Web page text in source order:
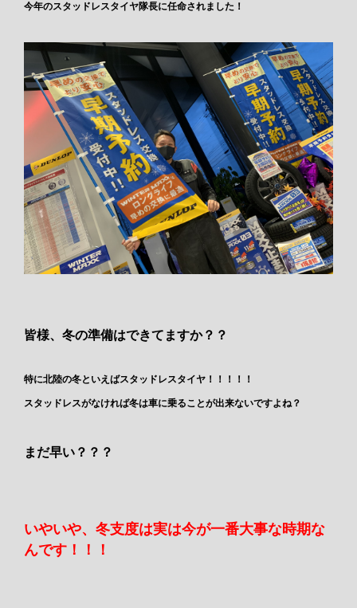
今年のスタッドレスタイヤ隊長に任命されました！
皆様、冬の準備はできてますか？？
特に北陸の冬といえばスタッドレスタイヤ！！！！！
スタッドレスがなければ冬は車に乗ることが出来ないですよね？
まだ早い？？？
いやいや、冬支度は実は今が一番大事な時期な
んです！！！